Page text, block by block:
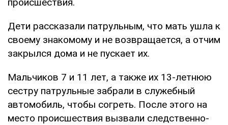
Дети рассказали патрульным, что мать ушла к
своему знакомому и не возвращается, а отчим
закрылся дома и не пускает их.
Мальчиков 7 и 11 лет, а также их 13-летнюю
сестру патрульные забрали в служебный
автомобиль, чтобы согреть. После этого на
место происшествия вызвали следственно-